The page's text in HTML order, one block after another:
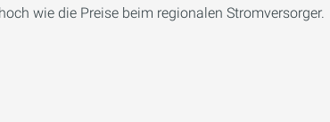
wie die Preise beim regionalen Stromversorger.